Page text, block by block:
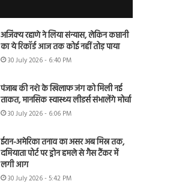
अजिंक्य रहाणे ने लिया संन्यास, लेकिन कप्तानी
का ये रिकॉर्ड आज तक कोई नहीं तोड़ पाया
30 July 2026 - 6:40 PM
पंजाब की नशे के खिलाफ जंग को मिली नई
ताकत, मानसिक स्वास्थ्य लीडर्स संभालेंगे मोर्चा
30 July 2026 - 6:06 PM
ईरान-अमेरिका तनाव का असर अब मिस्र तक,
दमियाता पोर्ट पर ड्रोन हमले से गैस टैंकर में
लगी आग
30 July 2026 - 5:42 PM